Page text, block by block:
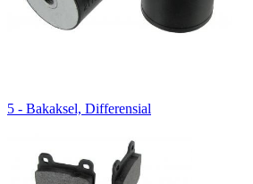
5 - Bakaksel, Differensial